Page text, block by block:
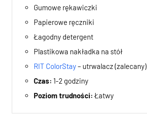
Gumowe rękawiczki
Papierowe ręczniki
Łagodny detergent
Plastikowa nakładka na stół
RIT ColorStay– utrwalacz (zalecany)
Czas: 1-2 godziny
Poziom trudności:Łatwy